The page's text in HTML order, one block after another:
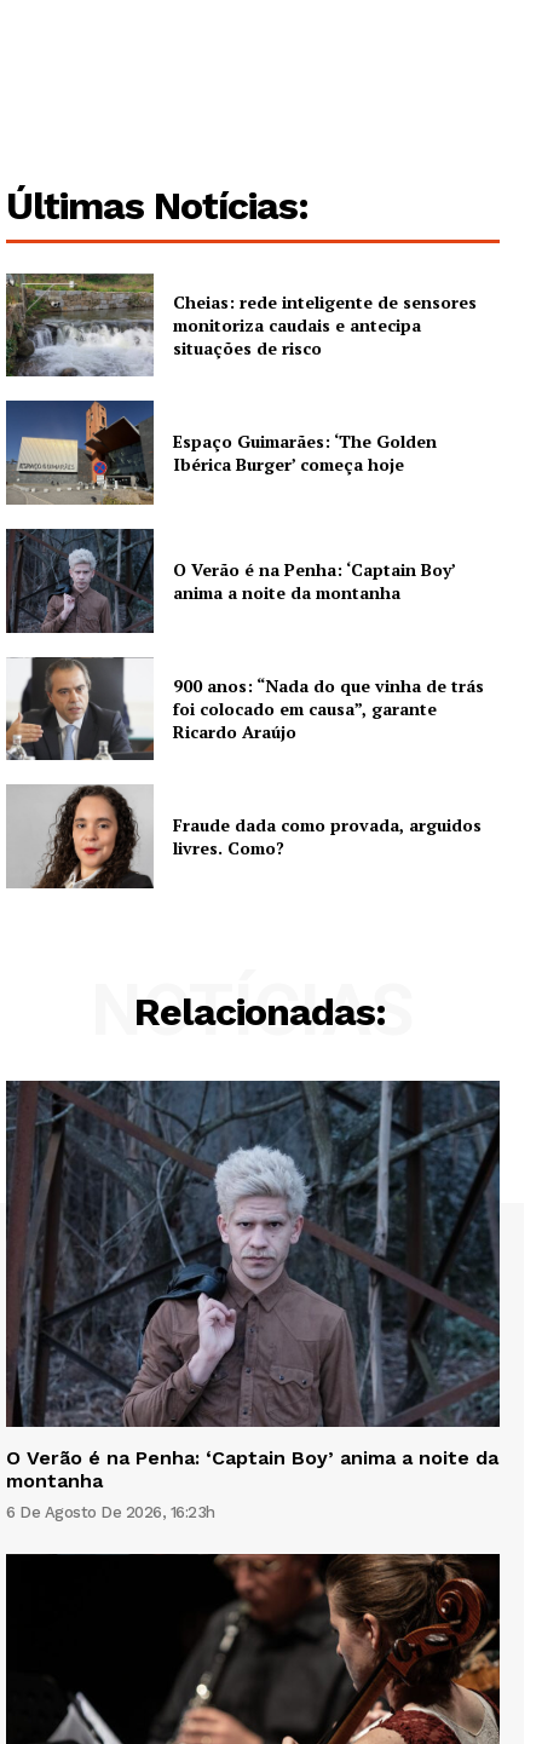
Últimas Notícias:
Cheias: rede inteligente de sensores
monitoriza caudais e antecipa
situações de risco
Espaço Guimarães: ‘The Golden
Ibérica Burger’ começa hoje
O Verão é na Penha: ‘Captain Boy’
anima a noite da montanha
900 anos: “Nada do que vinha de trás
foi colocado em causa”, garante
Ricardo Araújo
Fraude dada como provada, arguidos
livres. Como?
Relacionadas:
NOTÍCIAS
O Verão é na Penha: ‘Captain Boy’ anima a noite da
montanha
6 De Agosto De 2026, 16:23h